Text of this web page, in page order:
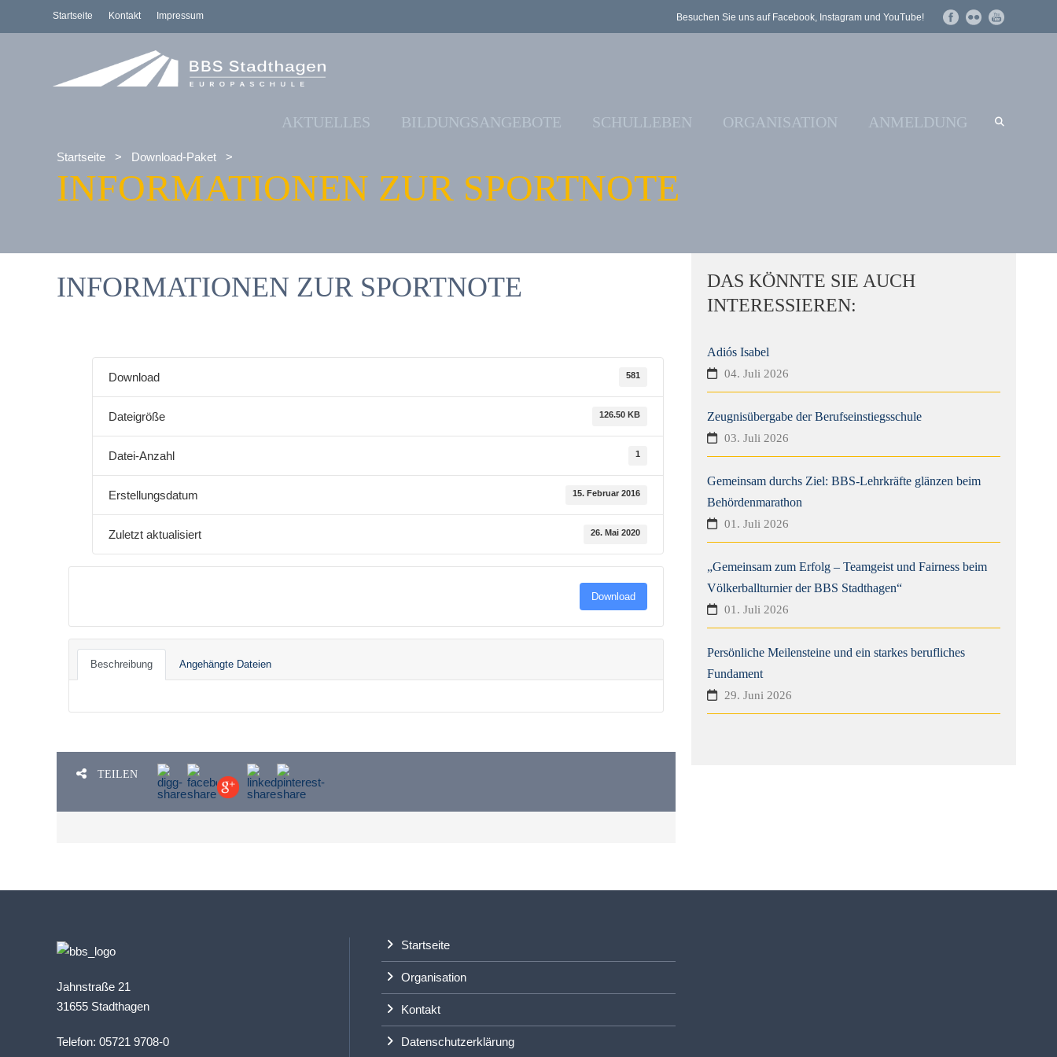
Startseite Kontakt Impressum Besuchen Sie uns auf Facebook, Instagram und YouTube!
AKTUELLES BILDUNGSANGEBOTE SCHULLEBEN ORGANISATION ANMELDUNG
Startseite > Download-Paket >
INFORMATIONEN ZUR SPORTNOTE
INFORMATIONEN ZUR SPORTNOTE
Download 581
Dateigröße 126.50 KB
Datei-Anzahl 1
Erstellungsdatum 15. Februar 2016
Zuletzt aktualisiert 26. Mai 2020
Download
Beschreibung Angehängte Dateien
TEILEN
DAS KÖNNTE SIE AUCH
INTERESSIEREN:
Adiós Isabel
04. Juli 2026
Zeugnisübergabe der Berufseinstiegsschule
03. Juli 2026
Gemeinsam durchs Ziel: BBS-Lehrkräfte glänzen beim
Behördenmarathon
01. Juli 2026
„Gemeinsam zum Erfolg – Teamgeist und Fairness beim
Völkerballturnier der BBS Stadthagen“
01. Juli 2026
Persönliche Meilensteine und ein starkes berufliches
Fundament
29. Juni 2026
Jahnstraße 21
31655 Stadthagen
Telefon: 05721 9708-0
Startseite
Organisation
Kontakt
Datenschutzerklärung